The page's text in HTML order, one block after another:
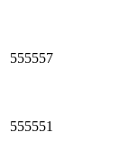
555557
555551